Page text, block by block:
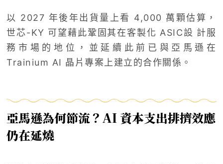
以 2027 年後年出貨量上看 4,000 萬顆估算，
世芯-KY 可望藉此鞏固其在客製化 ASIC設 計服
務市場的地位，並延續此前已與亞馬遜在
Trainium AI 晶片專案上建立的合作關係。
亞馬遜為何節流？AI 資本支出排擠效應
仍在延燒